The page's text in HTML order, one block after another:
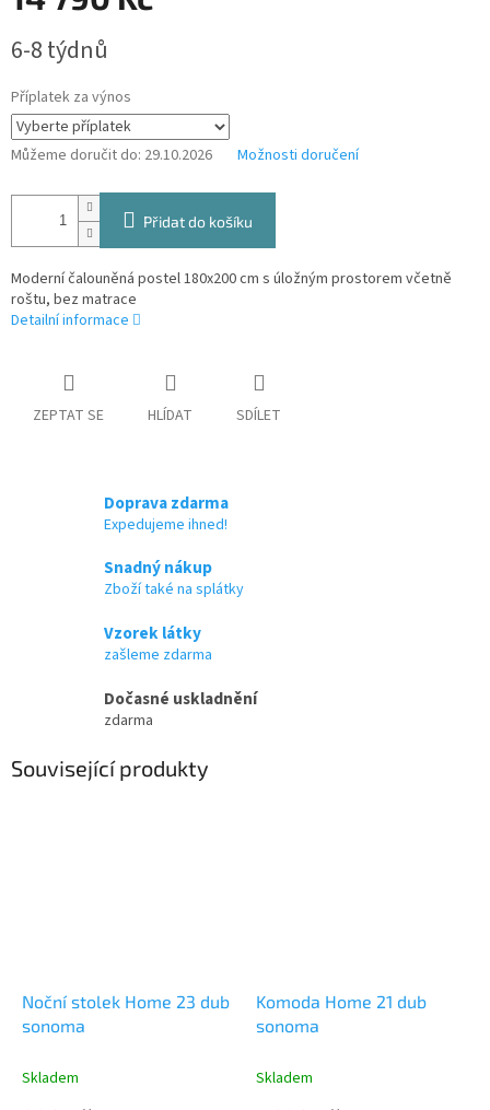
cena:
6-8 týdnů
Příplatek za výnos
Můžeme doručit do: 29.10.2026 Možnosti doručení
Přidat do košíku
Moderní čalouněná postel 180x200 cm s úložným prostorem včetně
roštu, bez matrace
Detailní informace
ZEPTAT SE HLÍDAT SDÍLET
Doprava zdarma
Expedujeme ihned!
Snadný nákup
Zboží také na splátky
Vzorek látky
zašleme zdarma
Dočasné uskladnění
zdarma
Související produkty
Noční stolek Home 23 dub
sonoma
Skladem
Komoda Home 21 dub
sonoma
Skladem